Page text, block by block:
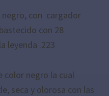
con cargador
con 28
leyenda .223
color negro la cual
seca y olorosa con las